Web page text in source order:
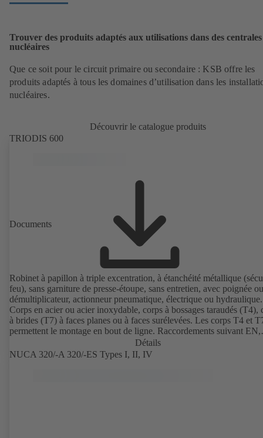
Trouver des produits adaptés aux utilisations dans des centrales
nucléaires
Que ce soit pour le circuit primaire ou secondaire : KSB offre les
produits adaptés à tous les domaines d’utilisation dans les
nucléaires.
Découvrir le catalogue produits
TRIODIS 600
Documents
Robinet à papillon à triple excentration, à étanchéité métallique
feu), sans garniture de presse-étoupe, sans entretien, avec poignée ou
démultiplicateur, actionneur pneumatique, électrique ou hydraulique.
Corps en acier ou acier inoxydable, corps à bossages taraudés (T4),
à brides (T7) à faces planes ou à faces surélevées. Les corps T4 et
permettent le montage en bout de ligne. Raccordements suivant EN,
ASME ou JIS (autres raccordements sur demande). Répondant aux
exigences des normes sur les émissions fugitives suivant EN ISO
(testé et certifié). Certification suivant TA Luft. Essai et certification
Détails
NUCA 320/-A 320/-ES Types I, II, IV